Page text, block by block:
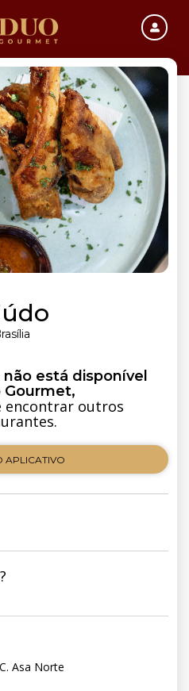
está disponível
Gourmet,
encontrar outros
APLICATIVO
Asa Norte